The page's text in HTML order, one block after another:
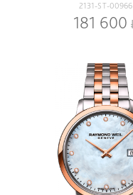
2131-ST-00966
181 600